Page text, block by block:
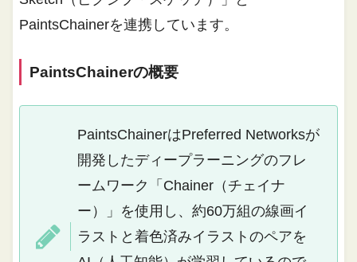
PaintsChainerを連携しています。
PaintsChainerの概要
PaintsChainerはPreferred Networksが
開発したディープラーニングのフレ
ームワーク「Chainer（チェイナ
ー）」を使用し、約60万組の線画イ
ラストと着色済みイラストのペアを